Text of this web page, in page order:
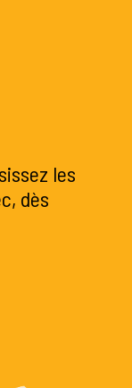
les
dès